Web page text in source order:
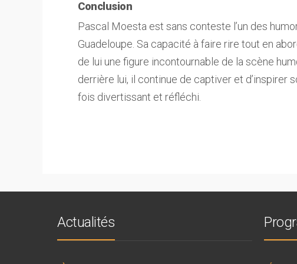
Conclusion
Pascal Moesta est sans conteste l’un des
Guadeloupe. Sa capacité à faire rire tout en
de lui une figure incontournable de la scène
derrière lui, il continue de captiver et d’inspirer
fois divertissant et réfléchi.
Actualités